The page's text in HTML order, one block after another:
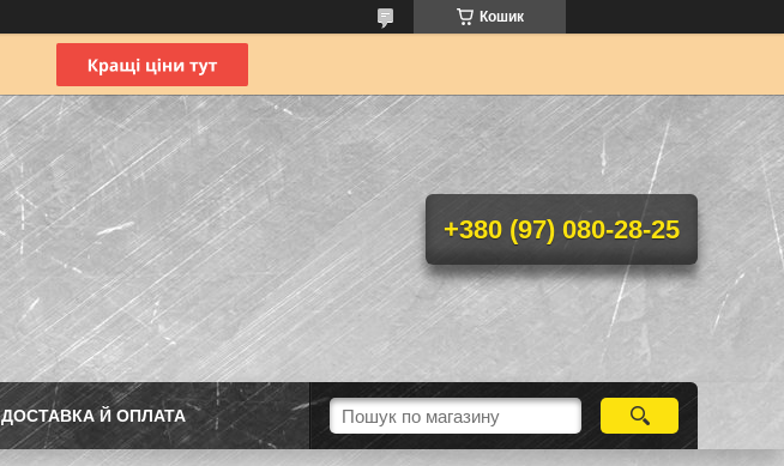
Кошик
+380 (97) 080-28-25
ДОСТАВКА Й ОПЛАТА